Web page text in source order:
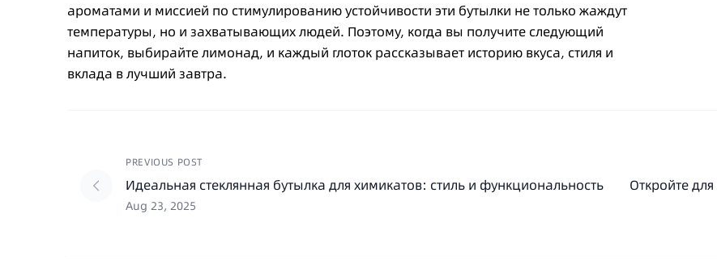
ароматами и миссией по стимулированию устойчивости эти бутылки не только жаждут
температуры, но и захватывающих людей. Поэтому, когда вы получите следующий
напиток, выбирайте лимонад, и каждый глоток рассказывает историю вкуса, стиля и
вклада в лучший завтра.
PREVIOUS POST
Идеальная стеклянная бутылка для химикатов: стиль и функциональность
Aug 23, 2025
Откройте